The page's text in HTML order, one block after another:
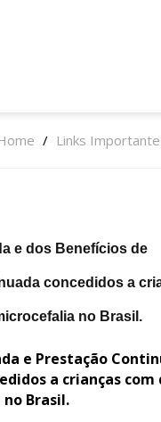
/ Links
e dos Benefícios de
concedidos a
no Brasil.
e Prestação
a crianças
Brasil.